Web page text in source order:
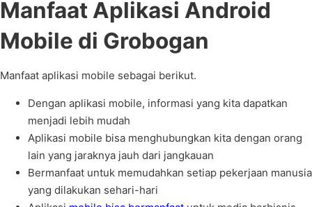
Manfaat Aplikasi Android
Mobile di Grobogan
Manfaat aplikasi mobile sebagai berikut.
Dengan aplikasi mobile, informasi yang kita dapatkan
menjadi lebih mudah
Aplikasi mobile bisa menghubungkan kita dengan orang
lain yang jaraknya jauh dari jangkauan
Bermanfaat untuk memudahkan setiap pekerjaan manusia
yang dilakukan sehari-hari